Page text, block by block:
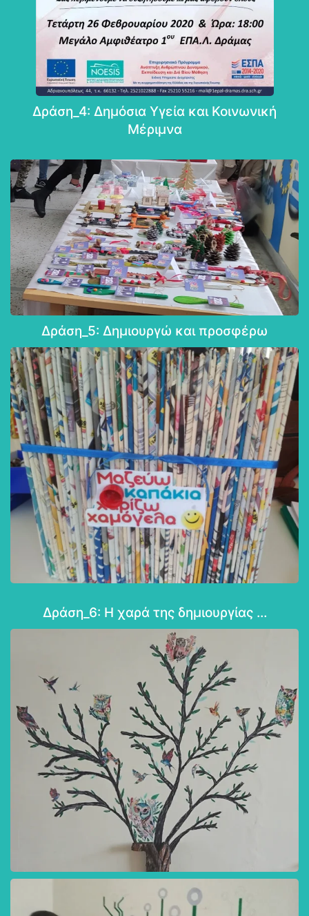
Δράση_4: Δημόσια Υγεία και Κοινωνική
Μέριμνα
Δράση_5: Δημιουργώ και προσφέρω
Δράση_6: Η χαρά της δημιουργίας …